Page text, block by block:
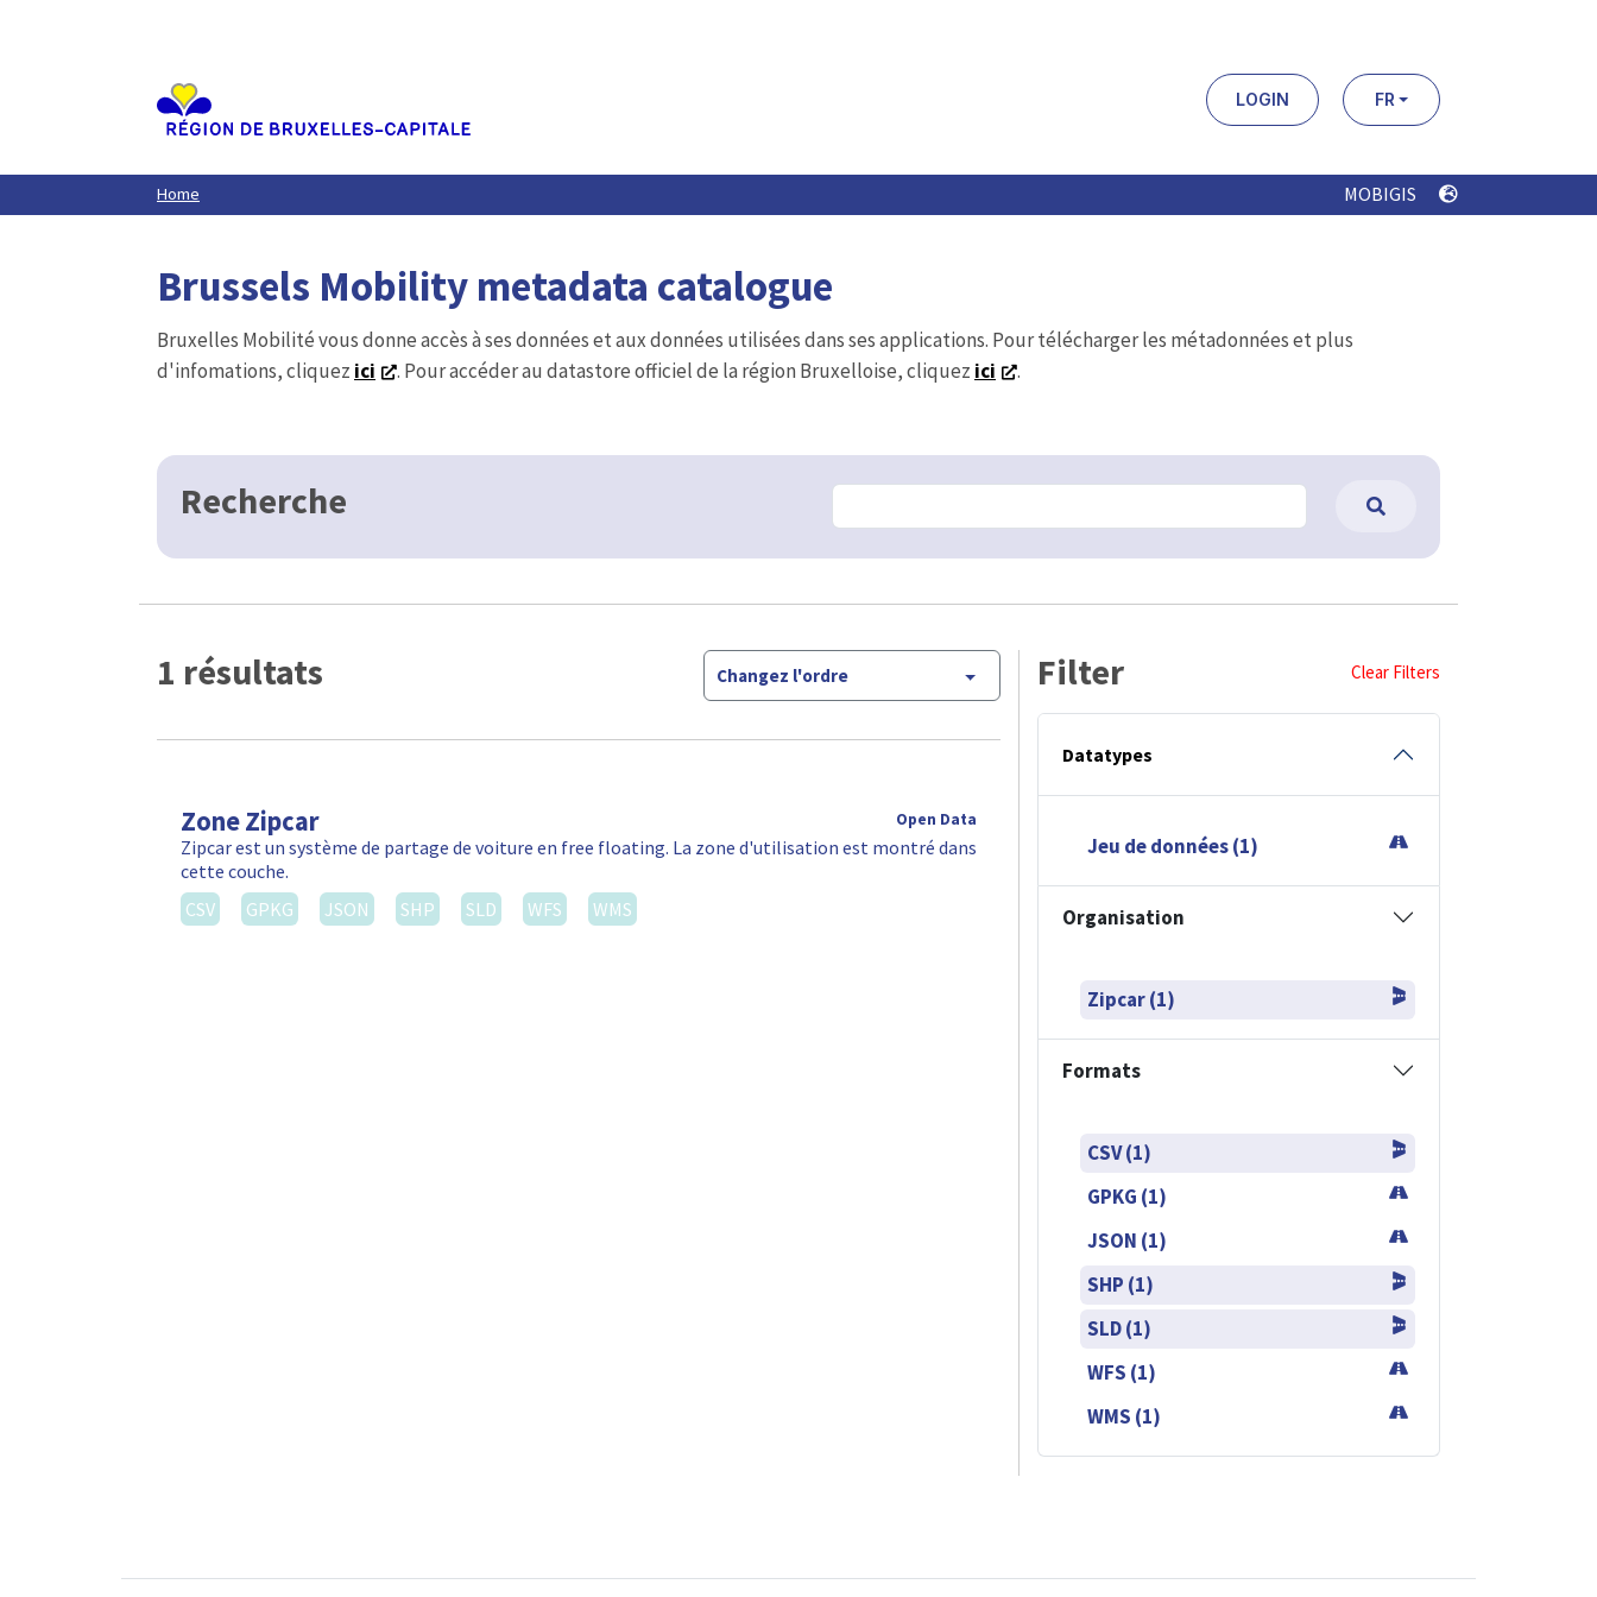
LOGIN FR
Home MOBIGIS
Brussels Mobility metadata catalogue
Bruxelles Mobilité vous donne accès à ses données et aux données utilisées dans ses applications. Pour télécharger les métadonnées et plus
d'infomations, cliquez ici . Pour accéder au datastore officiel de la région Bruxelloise, cliquez ici .
Recherche
1 résultats Changez l'ordre
Zone Zipcar Open Data
Zipcar est un système de partage de voiture en free floating. La zone d'utilisation est montré dans
cette couche.
CSV
GPKG JSON SHP SLD WFS WMS
Filter Clear Filters
Datatypes
Jeu de données (1)
Organisation
Zipcar (1)
Formats
CSV (1)
GPKG (1)
JSON (1)
SHP (1)
SLD (1)
WFS (1)
WMS (1)